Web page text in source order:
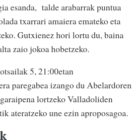
esanda, talde arabarrak puntua
txarrari amaiera emateko eta
Gutxienez hori lortu du, baina
zaio jokoa hobetzeko.
5, 21:00etan
paregabea izango du Abelardoren
lortzeko Valladoliden
ateratzeko une ezin aproposagoa.